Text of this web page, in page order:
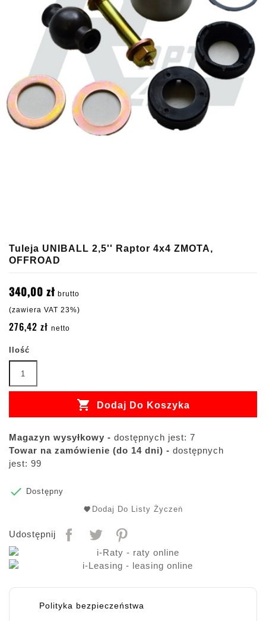
Tuleja UNIBALL 2,5'' Raptor 4x4 ZMOTA,
OFFROAD
340,00 zł brutto
(zawiera VAT 23%)
276,42 zł netto
Ilość
 Dodaj Do Koszyka
Magazyn wysyłkowy - dostępnych jest: 7
Towar na zamówienie (do 14 dni) - dostępnych
jest: 99

Dostępny
Dodaj Do Listy Życzeń
Udostępnij
Polityka bezpieczeństwa